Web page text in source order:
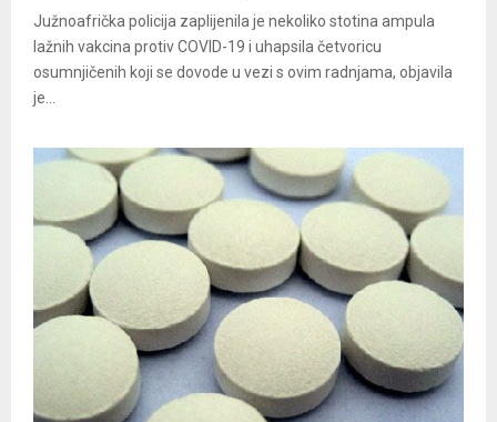
Južnoafrička policija zaplijenila je nekoliko stotina ampula
lažnih vakcina protiv COVID-19 i uhapsila četvoricu
osumnjičenih koji se dovode u vezi s ovim radnjama, objavila
je...